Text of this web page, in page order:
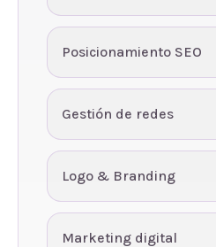
Posicionamiento SEO
Gestión de redes
Logo & Branding
Marketing digital